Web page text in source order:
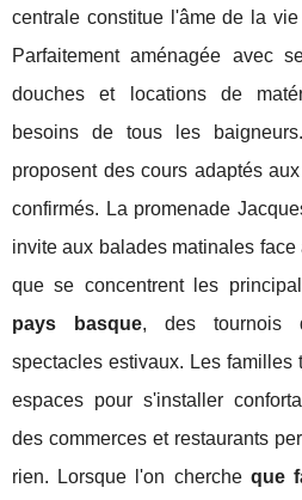
centrale constitue l'âme de la
Parfaitement aménagée avec
douches et locations de
besoins de tous les
proposent des cours adaptés
confirmés. La promenade
invite aux balades matinales
que se concentrent les
pays basque, des tournois
spectacles estivaux. Les familles
espaces pour s'installer
des commerces et restaurants
rien. Lorsque l'on cherche que